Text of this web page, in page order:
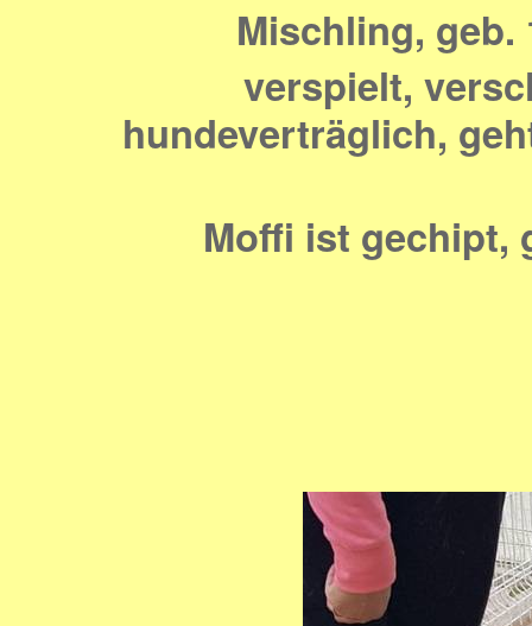
Mischling, geb.
verspielt,
hundeverträglich,
Moffi ist gechipt,